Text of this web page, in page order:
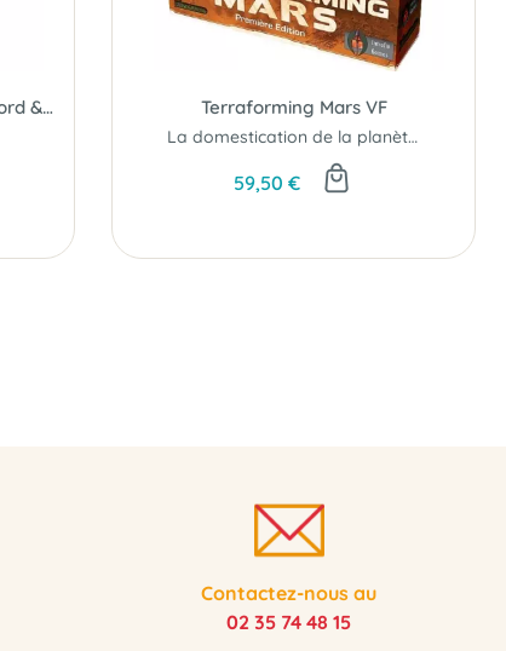
Kroghan - Pack Héros - Ext. Sword & Sorcery Terraforming Mars VF
La domestication de la planète rouge a commencé...
59,50 €
Contactez-nous au
02 35 74 48 15